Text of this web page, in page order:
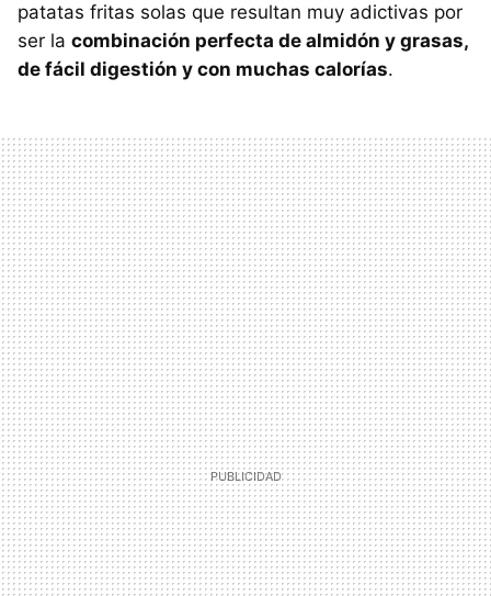
patatas fritas solas que resultan muy adictivas por
ser la combinación perfecta de almidón y grasas,
de fácil digestión y con muchas calorías.